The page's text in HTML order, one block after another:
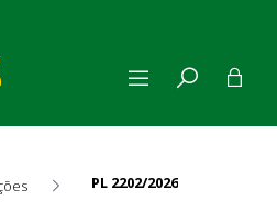
PL 2202/2026